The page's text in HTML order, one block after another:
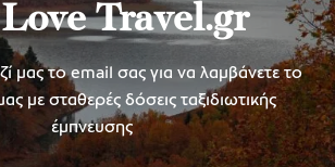
Travel.gr
μας το email σας για να λαμβάνετε το
με σταθερές δόσεις ταξιδιωτικής
έμπνευσης